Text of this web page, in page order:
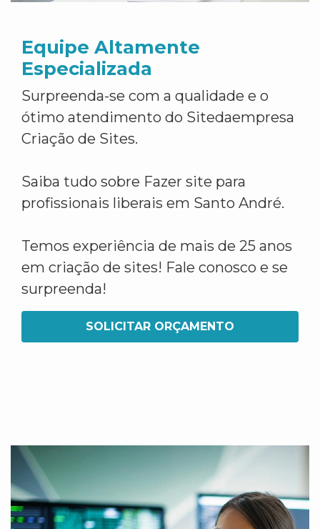
Equipe Altamente
Especializada
Surpreenda-se com a qualidade e o
ótimo atendimento do Sitedaempresa
Criação de Sites.
Saiba tudo sobre Fazer site para
profissionais liberais em Santo André.
Temos experiência de mais de 25 anos
em criação de sites! Fale conosco e se
surpreenda!
SOLICITAR ORÇAMENTO